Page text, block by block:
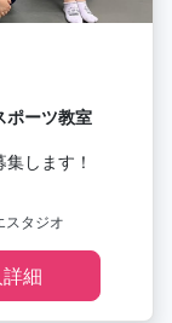
ポーツ教室
します！
タジオ
細